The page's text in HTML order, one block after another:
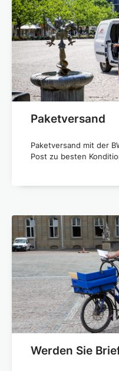
Paketversand
Paketversand mit der
Post zu besten
Werden Sie